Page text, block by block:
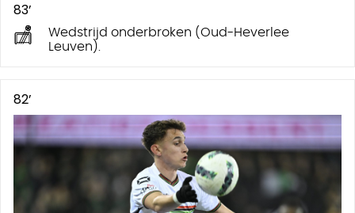
83’
Wedstrijd onderbroken (Oud-Heverlee
Leuven).
82’